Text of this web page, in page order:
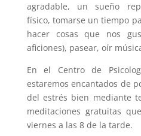
agradable, un sueño
físico, tomarse un tiempo
hacer cosas que nos
aficiones), pasear, oír
En el Centro de
estaremos encantados de
del estrés bien mediante
meditaciones gratuitas
viernes a las 8 de la tarde.